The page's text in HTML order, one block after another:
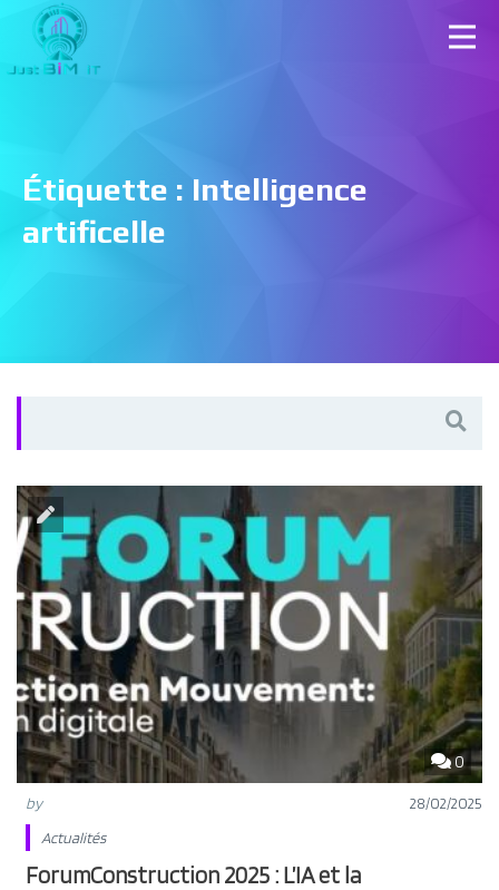
Étiquette : Intelligence
artificelle
0
by
28/02/2025
Actualités
ForumConstruction 2025 : L’IA et la